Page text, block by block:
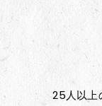
25人以上